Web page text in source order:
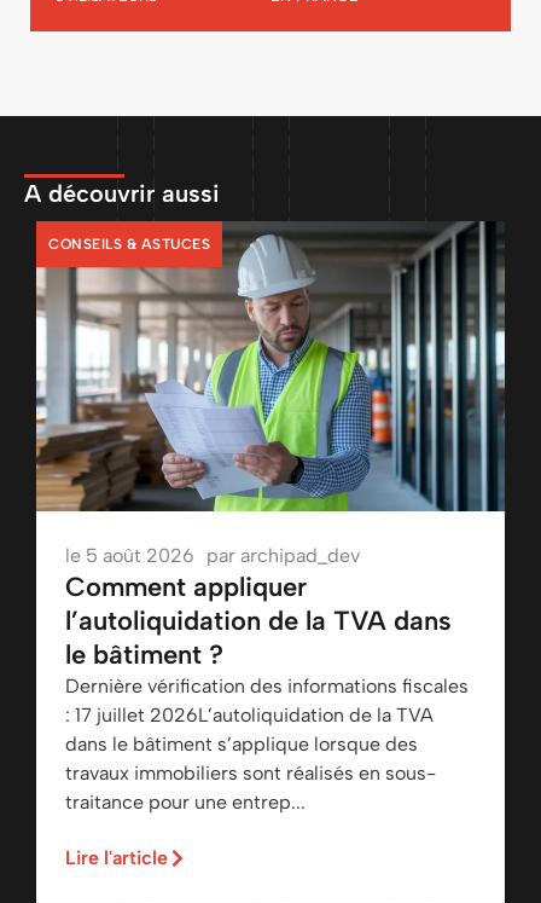
A découvrir aussi
CONSEILS & ASTUCES
le 5 août 2026 par archipad_dev
Comment appliquer
l’autoliquidation de la TVA dans
le bâtiment ?
Dernière vérification des informations fiscales
: 17 juillet 2026L’autoliquidation de la TVA
dans le bâtiment s’applique lorsque des
travaux immobiliers sont réalisés en sous-
traitance pour une entrep...
Lire l'article